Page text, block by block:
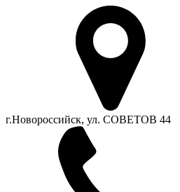
г.Новороссийск, ул. СОВЕТОВ 44